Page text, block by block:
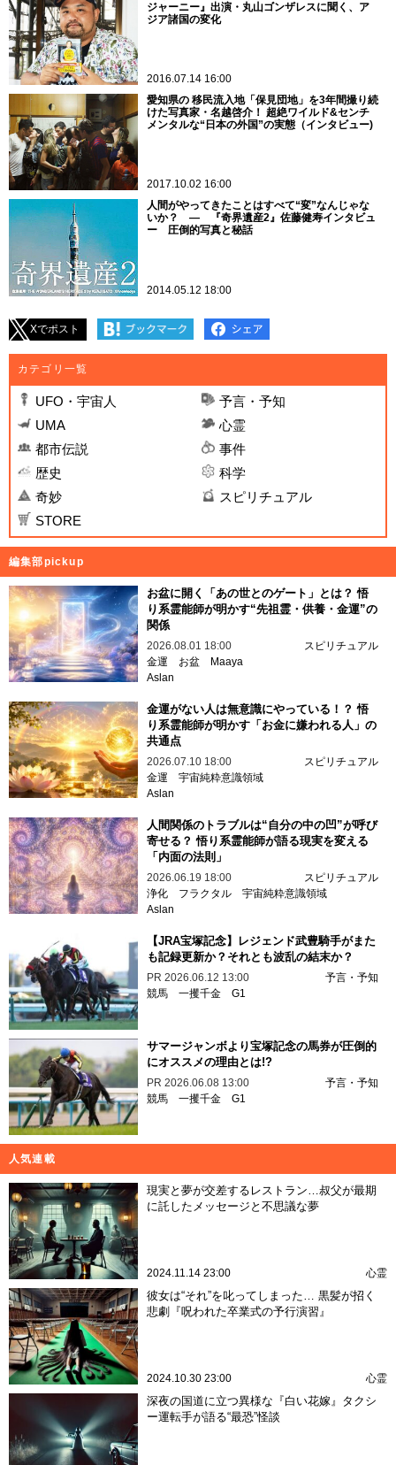
ジャーニー』出演・丸山ゴンザレスに聞く、ア
ジア諸国の変化
2016.07.14 16:00
愛知県の 移民流入地「保見団地」を3年間撮り続
けた写真家・名越啓介！ 超絶ワイルド&センチ
メンタルな“日本の外国”の実態（インタビュー)
2017.10.02 16:00
人間がやってきたことはすべて“変”なんじゃな
いか？ ― 『奇界遺産2』佐藤健寿インタビュ
ー 圧倒的写真と秘話
2014.05.12 18:00
Xでポスト
カテゴリ一覧
UFO・宇宙人
予言・予知
UMA
心霊
都市伝説
事件
歴史
科学
奇妙
スピリチュアル
STORE
編集部pickup
お盆に開く「あの世とのゲート」とは？ 悟
り系霊能師が明かす“先祖霊・供養・金運”の
関係
2026.08.01 18:00
スピリチュアル
金運
お盆
Maaya
Aslan
金運がない人は無意識にやっている！？ 悟
り系霊能師が明かす「お金に嫌われる人」の
共通点
2026.07.10 18:00
スピリチュアル
金運 宇宙純粋意識領域
Aslan
人間関係のトラブルは“自分の中の凹”が呼び
寄せる？ 悟り系霊能師が語る現実を変える
「内面の法則」
2026.06.19 18:00
スピリチュアル
浄化
フラクタル 宇宙純粋意識領域
Aslan
【JRA宝塚記念】レジェンド武豊騎手がまた
も記録更新か？それとも波乱の結末か？
PR 2026.06.12 13:00
予言・予知
競馬 一攫千金 G1
サマージャンボより宝塚記念の馬券が圧倒的
にオススメの理由とは!?
PR 2026.06.08 13:00
予言・予知
競馬 一攫千金 G1
人気連載
現実と夢が交差するレストラン…叔父が最期
に託したメッセージと不思議な夢
2024.11.14 23:00 心霊
彼女は“それ”を叱ってしまった… 黒髪が招く
悲劇『呪われた卒業式の予行演習』
2024.10.30 23:00 心霊
深夜の国道に立つ異様な『白い花嫁』タクシ
ー運転手が語る“最恐”怪談